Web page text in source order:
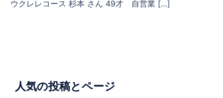
ウクレレコース 杉本 さん 49才 自営業 […]
人気の投稿とページ